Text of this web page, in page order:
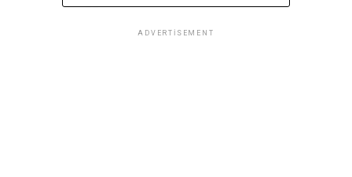
ADVERTISEMENT